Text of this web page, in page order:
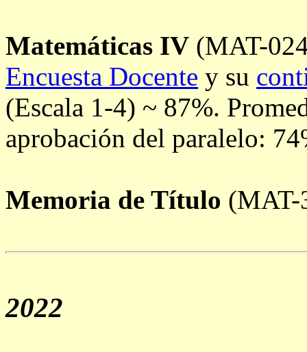
Matemáticas IV (MAT-
Encuesta Docente y su
(Escala 1-4) ~ 87%.
aprobación del paralelo:
Memoria de Título (MAT-
2022